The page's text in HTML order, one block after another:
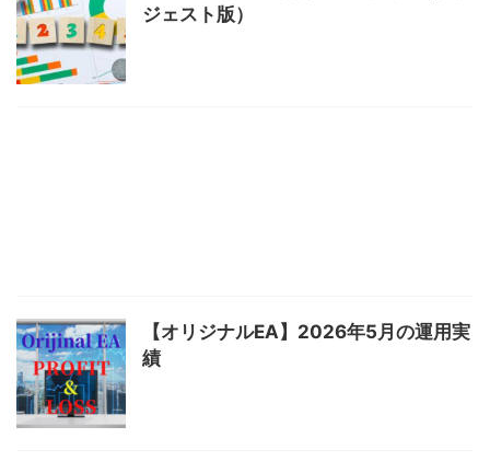
ジェスト版）
【オリジナルEA】2026年5月の運用実
績